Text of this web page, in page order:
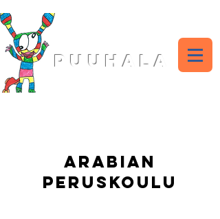
PUUHALA
Arabian
peruskoulu